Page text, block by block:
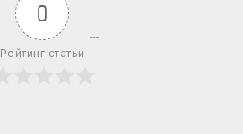
0
Рейтинг статьи